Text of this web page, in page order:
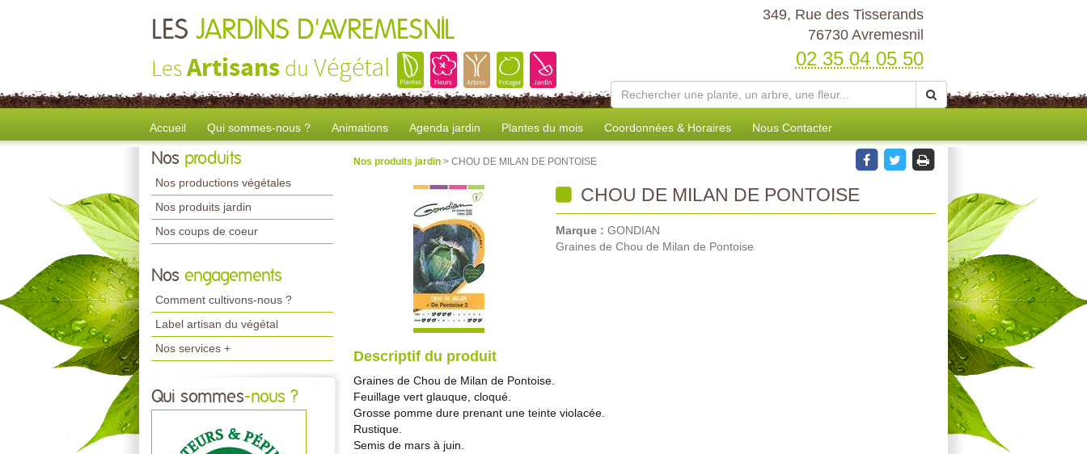
LES JARDINS D'AVREMESNIL
LesArtisans du Végétal
349, Rue des Tisserands
76730 Avremesnil
02 35 04 05 50
Accueil Qui sommes-nous ? Animations Agenda jardin Plantes du mois Coordonnées & Horaires Nous Contacter
Nos produits
Nos productions végétales
Nos produits jardin
Nos coups de coeur
Nos engagements
Comment cultivons-nous ?
Label artisan du végétal
Nos services +
Qui sommes-nous ?
Nos produits jardin > CHOU DE MILAN DE PONTOISE
CHOU DE MILAN DE PONTOISE
Marque : GONDIAN
Graines de Chou de Milan de Pontoise
Descriptif du produit
Graines de Chou de Milan de Pontoise.
Feuillage vert glauque, cloqué.
Grosse pomme dure prenant une teinte violacée.
Rustique.
Semis de mars à juin.